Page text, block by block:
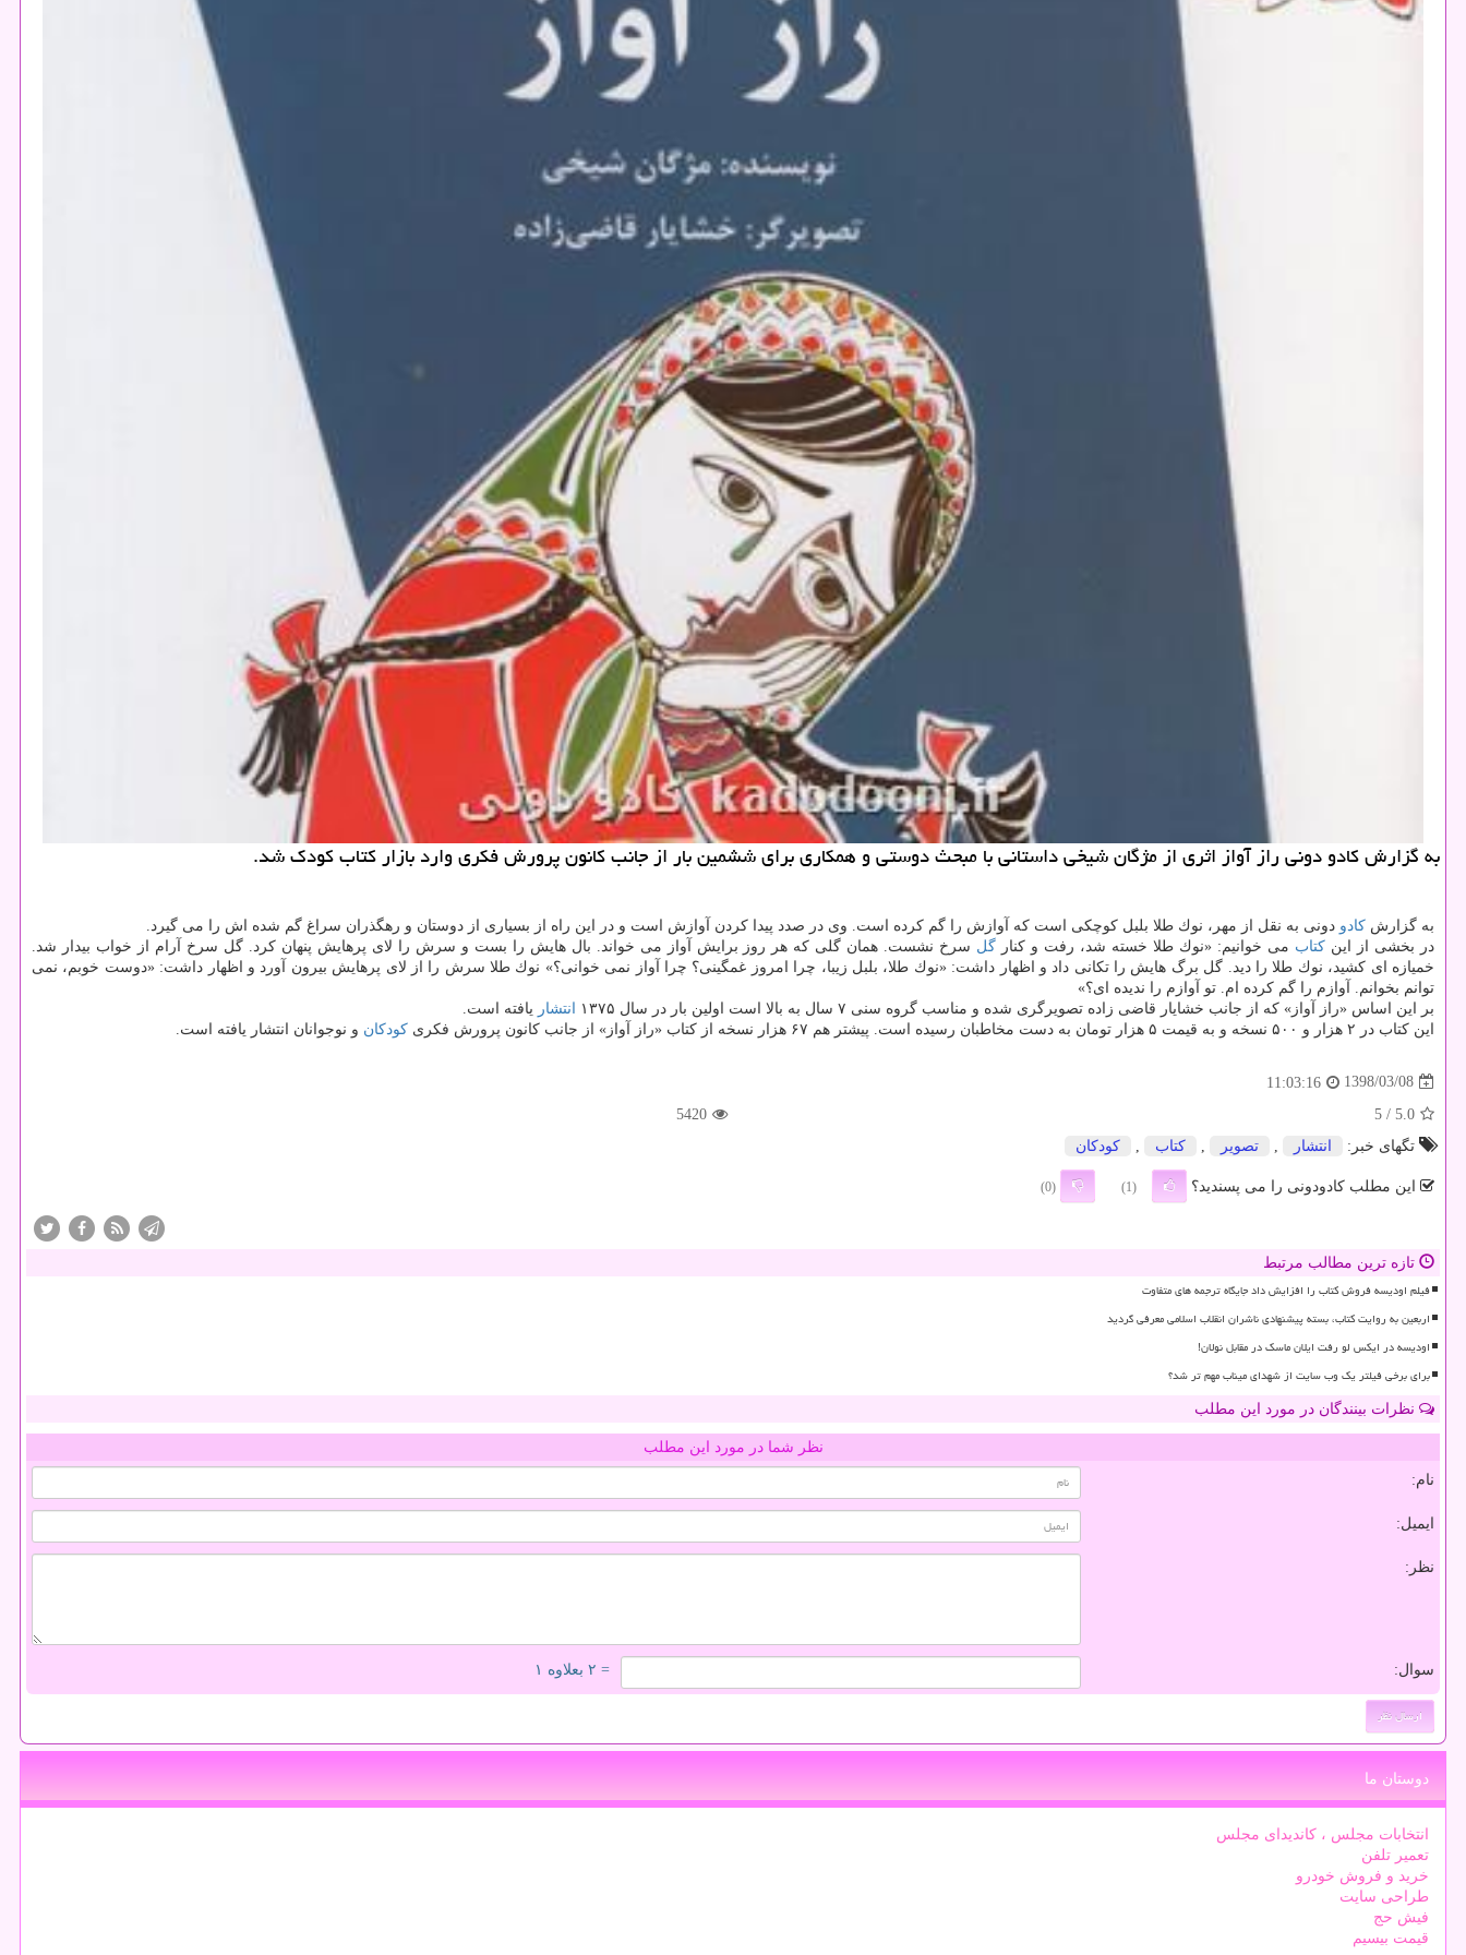
به گزارش كادو دونی راز آواز اثری از مژگان شیخی داستانی با مبحث دوستی و همكاری برای ششمین بار از جانب كانون پرورش فكری وارد بازار كتاب كودك شد.
به گزارش كادو دونی به نقل از مهر، نوك طلا بلبل كوچكی است كه آوازش را گم كرده است. وی در صدد پیدا كردن آوازش است و در این راه از بسیاری از دوستان و رهگذران سراغ گم شده اش را می گیرد.
در بخشی از این كتاب می خوانیم: «نوك طلا خسته شد، رفت و كنار گل سرخ نشست. همان گلی كه هر روز برایش آواز می خواند. بال هایش را بست و سرش را لای پرهایش پنهان كرد. گل سرخ آرام از خواب بیدار شد.
خمیازه ای كشید، نوك طلا را دید. گل برگ هایش را تكانی داد و اظهار داشت: «نوك طلا، بلبل زیبا، چرا امروز غمگینی؟ چرا آواز نمی خوانی؟» نوك طلا سرش را از لای پرهایش بیرون آورد و اظهار داشت: «دوست خوبم، نمی
توانم بخوانم. آوازم را گم كرده ام. تو آوازم را ندیده ای؟»
بر این اساس «راز آواز» كه از جانب خشایار قاضی زاده تصویرگری شده و مناسب گروه سنی ۷ سال به بالا است اولین بار در سال ۱۳۷۵
انتشار یافته است.
این كتاب در ۲ هزار و ۵۰۰ نسخه و به قیمت ۵ هزار تومان به دست مخاطبان رسیده است. پیشتر هم ۶۷ هزار نسخه از كتاب «راز آواز» از جانب كانون پرورش فكری
كودكان و نوجوانان انتشار یافته است.
1398/03/08
11:03:16
5.0
/ 5
5420
تگهای خبر:
انتشار , تصویر , كتاب , كودكان
این مطلب کادودونی را می پسندید؟ (1)
(0)
تازه ترین مطالب مرتبط
فیلم اودیسه فروش کتاب را افزایش داد جایگاه ترجمه های متفاوت
اربعین به روایت کتاب، بسته پیشنهادی ناشران انقلاب اسلامی معرفی گردید
اودیسه در ایکس لو رفت ایلان ماسک در مقابل نولان!
برای برخی فیلتر یک وب سایت از شهدای میناب مهم تر شد؟
نظرات بینندگان در مورد این مطلب
نظر شما در مورد این مطلب
نام:
ایمیل:
نظر:
سوال: = ۲ بعلاوه ۱
دوستان ما
انتخابات مجلس ، کاندیدای مجلس
تعمیر تلفن
خرید و فروش خودرو
طراحی سایت
فیش حج
قیمت بیسیم